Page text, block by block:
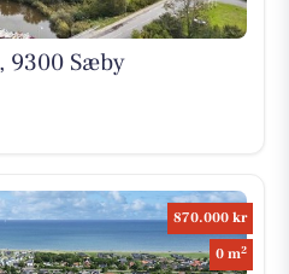
9300 Sæby
870.000 kr
0 m2